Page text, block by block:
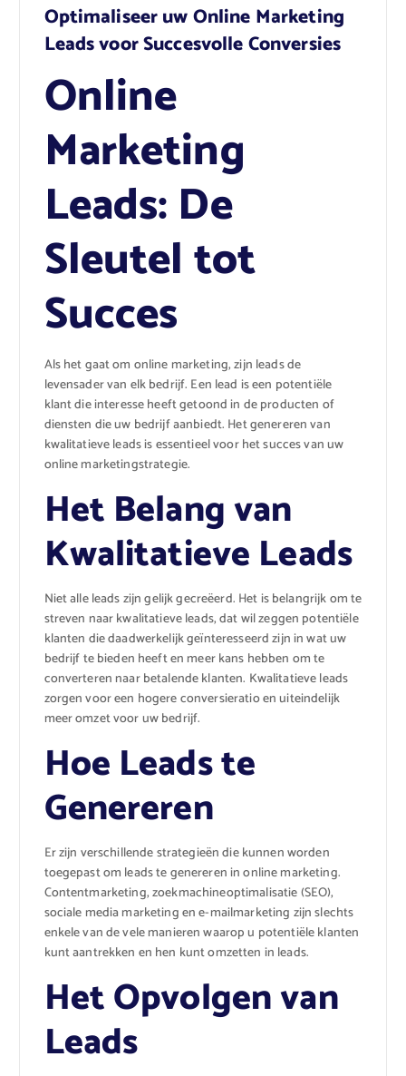
Optimaliseer uw Online Marketing
Leads voor Succesvolle Conversies
Online
Marketing
Leads: De
Sleutel tot
Succes
Als het gaat om online marketing, zijn leads de
levensader van elk bedrijf. Een lead is een potentiële
klant die interesse heeft getoond in de producten of
diensten die uw bedrijf aanbiedt. Het genereren van
kwalitatieve leads is essentieel voor het succes van uw
online marketingstrategie.
Het Belang van
Kwalitatieve Leads
Niet alle leads zijn gelijk gecreëerd. Het is belangrijk om te
streven naar kwalitatieve leads, dat wil zeggen potentiële
klanten die daadwerkelijk geïnteresseerd zijn in wat uw
bedrijf te bieden heeft en meer kans hebben om te
converteren naar betalende klanten. Kwalitatieve leads
zorgen voor een hogere conversieratio en uiteindelijk
meer omzet voor uw bedrijf.
Hoe Leads te
Genereren
Er zijn verschillende strategieën die kunnen worden
toegepast om leads te genereren in online marketing.
Contentmarketing, zoekmachineoptimalisatie (SEO),
sociale media marketing en e-mailmarketing zijn slechts
enkele van de vele manieren waarop u potentiële klanten
kunt aantrekken en hen kunt omzetten in leads.
Het Opvolgen van
Leads